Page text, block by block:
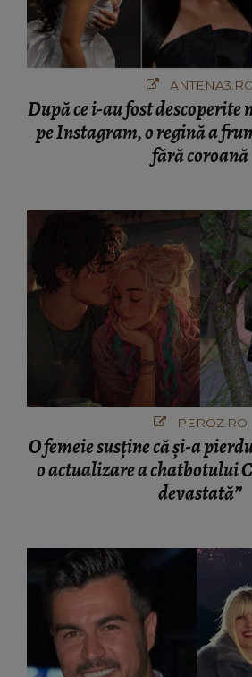
După ce i-au fost descoperite
pe Instagram, o regină a
fără coroană
PEROZ.RO
O femeie susține că și-a
o actualizare a chatbotului
devastată”